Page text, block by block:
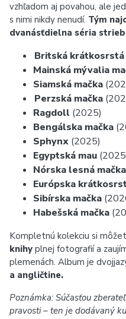
vzhľadom aj povahou, ale
s nimi nikdy nenudí. Tým
dvanásťdielna séria
Britská krátkosrstá
Mainská mývalia
Siamská mačka
Perzská mačka
Ragdoll (2025)
Bengálska mačka
Sphynx (2025)
Egyptská mau
Nórska lesná mačka
Európska
Sibírska mačka
Habešská mačka
Kompletnú kolekciu si
knihy plnej fotografií a
plemenách. Album je
a angličtine.
Poznámka: Súčasťou
pravosti – ten je dodávaný